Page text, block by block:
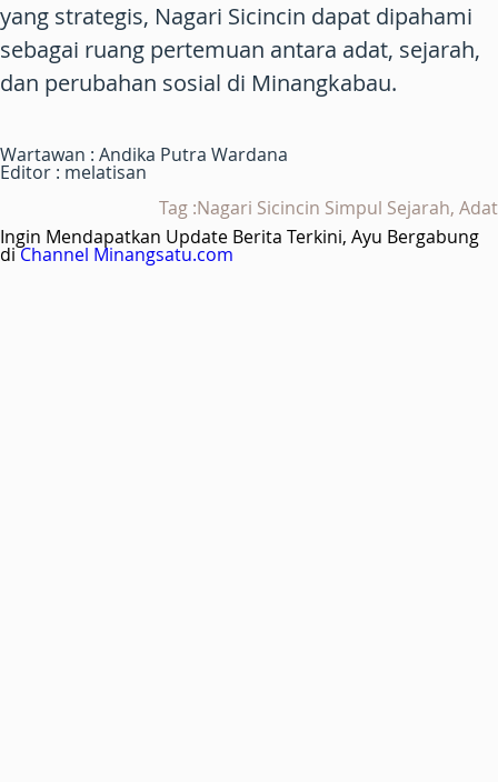
yang strategis, Nagari Sicincin dapat dipahami
sebagai ruang pertemuan antara adat, sejarah,
dan perubahan sosial di Minangkabau.
Wartawan : Andika Putra Wardana
Editor : melatisan
Tag :Nagari Sicincin Simpul Sejarah, Adat
Ingin Mendapatkan Update Berita Terkini, Ayu Bergabung
diChannel Minangsatu.com